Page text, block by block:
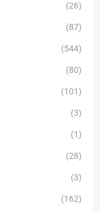
(26)
(87)
(544)
(80)
(101)
(3)
(1)
(28)
(3)
(162)